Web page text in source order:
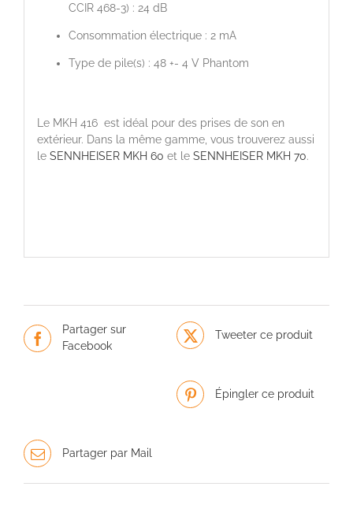
CCIR 468-3) : 24 dB
Consommation électrique : 2 mA
Type de pile(s) : 48 +- 4 V Phantom
Le MKH 416 est idéal pour des prises de son en
extérieur. Dans la même gamme, vous trouverez aussi
le SENNHEISER MKH 60 et le SENNHEISER MKH 70.
Partager sur
Facebook
Tweeter ce produit
Épingler ce produit
Partager par Mail